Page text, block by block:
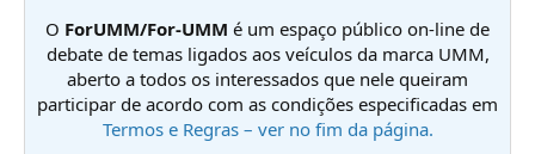
O ForUMM/For-UMM é um espaço público on-line de
debate de temas ligados aos veículos da marca UMM,
aberto a todos os interessados que nele queiram
participar de acordo com as condições especificadas em
Termos e Regras – ver no fim da página.